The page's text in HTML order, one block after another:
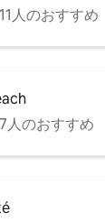
人のおすすめ
人のおすすめ